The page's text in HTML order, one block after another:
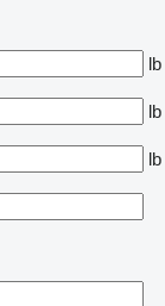
lb
lb
lb